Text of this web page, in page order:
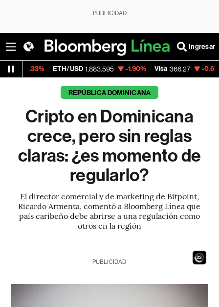
PUBLICIDAD
Ingresar
ETH/USD 1,883.595 -1.90% Visa 366.27 -0.67%
REPÚBLICA DOMINICANA
Cripto en Dominicana
crece, pero sin reglas
claras: ¿es momento de
regularlo?
El director comercial y de marketing de Bitpoint,
Ricardo Armenta, comentó a Bloomberg Línea que
país caribeño debe abrirse a una regulación como
otros en la región
21
PUBLICIDAD